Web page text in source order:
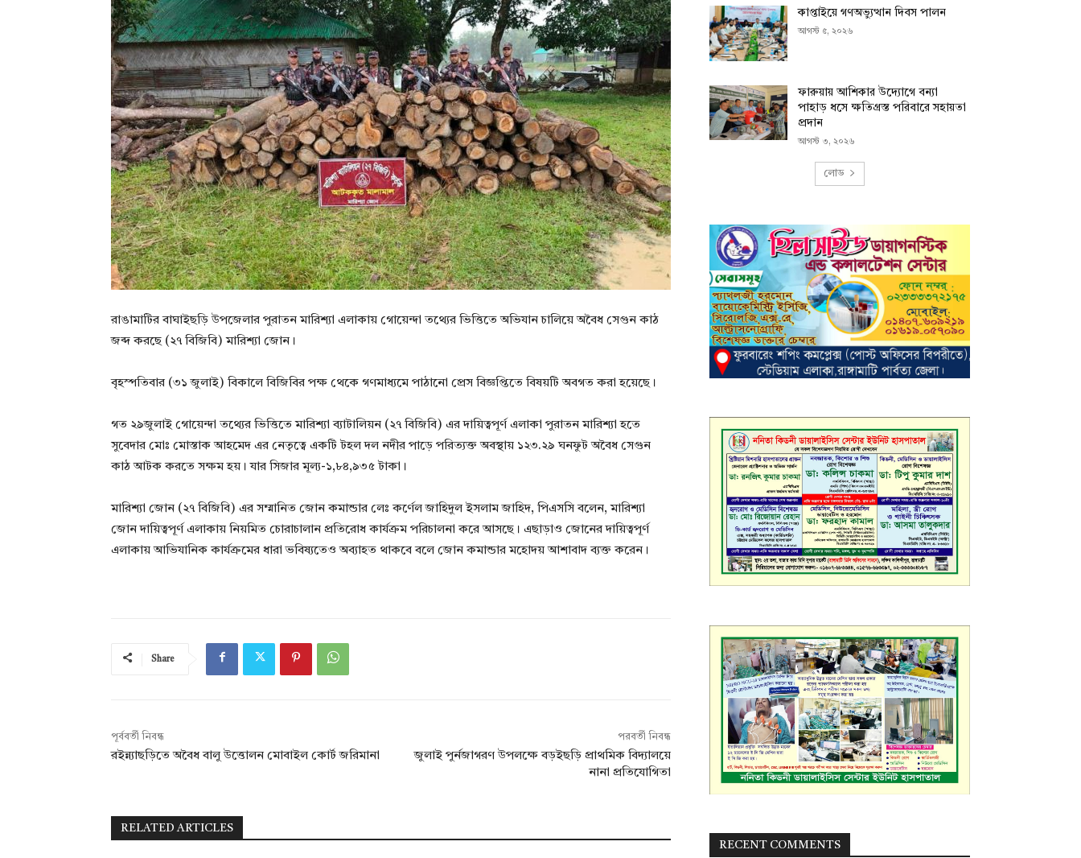
রাঙামাটির বাঘাইছড়ি উপজেলার পুরাতন মারিশ্যা এলাকায় গোয়েন্দা তথ্যের ভিত্তিতে অভিযান চালিয়ে অবৈধ সেগুন কাঠ
জব্দ করছে (২৭ বিজিবি) মারিশ্যা জোন।
বৃহস্পতিবার (৩১ জুলাই) বিকালে বিজিবির পক্ষ থেকে গণমাধ্যমে পাঠানো প্রেস বিজ্ঞপ্তিতে বিষয়টি অবগত করা হয়েছে।
গত ২৯জুলাই গোয়েন্দা তথ্যের ভিত্তিতে মারিশ্যা ব্যাটালিয়ন (২৭ বিজিবি) এর দায়িত্বপূর্ণ এলাকা পুরাতন মারিশ্যা হতে
সুবেদার মোঃ মোস্তাক আহমেদ এর নেতৃত্বে একটি টহল দল নদীর পাড়ে পরিত্যক্ত অবস্থায় ১২৩.২৯ ঘনফুট অবৈধ সেগুন
কাঠ আটক করতে সক্ষম হয়। যার সিজার মূল্য-১,৮৪,৯৩৫ টাকা।
মারিশ্যা জোন (২৭ বিজিবি) এর সম্মানিত জোন কমান্ডার লেঃ কর্ণেল জাহিদুল ইসলাম জাহিদ, পিএসসি বলেন, মারিশ্যা
জোন দায়িত্বপূর্ণ এলাকায় নিয়মিত চোরাচালান প্রতিরোধ কার্যক্রম পরিচালনা করে আসছে। এছাড়াও জোনের দায়িত্বপূর্ণ
এলাকায় আভিযানিক কার্যক্রমের ধারা ভবিষ্যতেও অব্যাহত থাকবে বলে জোন কমান্ডার মহোদয় আশাবাদ ব্যক্ত করেন।
Share
পূর্ববর্তী নিবন্ধ
রইন্ন্যাছড়িতে অবৈধ বালু উত্তোলন মোবাইল কোর্ট জরিমানা
পরবর্তী নিবন্ধ
জুলাই পুর্নজাগরণ উপলক্ষে বড়ইছড়ি প্রাথমিক বিদ্যালয়ে
নানা প্রতিযোগিতা
RELATED ARTICLES
কাপ্তাইয়ে গণঅভ্যুত্থান দিবস পালন
আগস্ট ৫, ২০২৬
ফারুয়ায় আশিকার উদ্যোগে বন্যা
পাহাড় ধসে ক্ষতিগ্রস্ত পরিবারে সহায়তা
প্রদান
আগস্ট ৩, ২০২৬
লোড
RECENT COMMENTS